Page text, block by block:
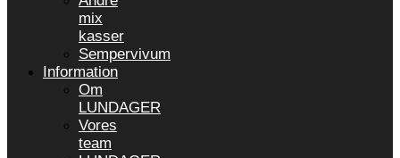
mix
kasser
Sempervivum
Information
Om
LUNDAGER
Vores
team